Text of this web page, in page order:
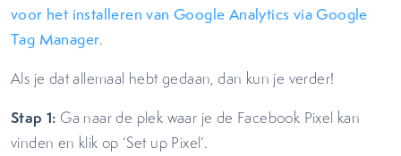
voor het installeren van Google Analytics via Google
Tag Manager.
Als je dat allemaal hebt gedaan, dan kun je verder!
Stap 1: Ga naar de plek waar je de Facebook Pixel kan
vinden en klik op ‘Set up Pixel’.